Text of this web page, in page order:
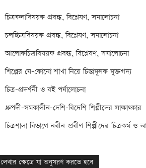
চিত্রকলাবিষয়ক প্রবন্ধ, বিশ্লেষণ, সমালোচনা
চলচ্চিত্রবিষয়ক প্রবন্ধ, বিশ্লেষণ, সমালোচনা
আলোকচিত্রবিষয়ক প্রবন্ধ, বিশ্লেষণ, সমালোচনা
শিল্পের যে-কোনো শাখা নিয়ে চিন্তামূলক মুক্তগদ্য
চিত্র-প্রদর্শনী ও বই পর্যালোচনা
ধ্রুপদী-সমকালীন-দেশি-বিদেশি শিল্পীদের সাক্ষাৎকার
চিত্রশালা বিভাগে নবীন-প্রবীণ শিল্পীদের
লেখার ক্ষেত্রে যা অনুসরণ করতে হবে